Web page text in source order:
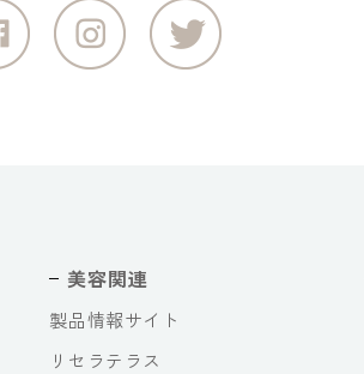
美容関連
製品情報サイト
リセラテラス